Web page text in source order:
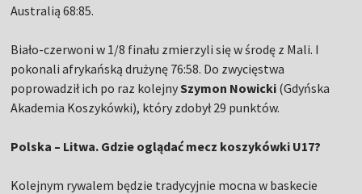
Australią 68:85.
Biało-czerwoni w 1/8 finału zmierzyli się w środę z Mali. I
pokonali afrykańską drużynę 76:58. Do zwycięstwa
poprowadził ich po raz kolejnySzymon Nowicki (Gdyńska
Akademia Koszykówki), który zdobył 29 punktów.
Polska – Litwa. Gdzie oglądać mecz koszykówki U17?
Kolejnym rywalem będzie tradycyjnie mocna w baskecie